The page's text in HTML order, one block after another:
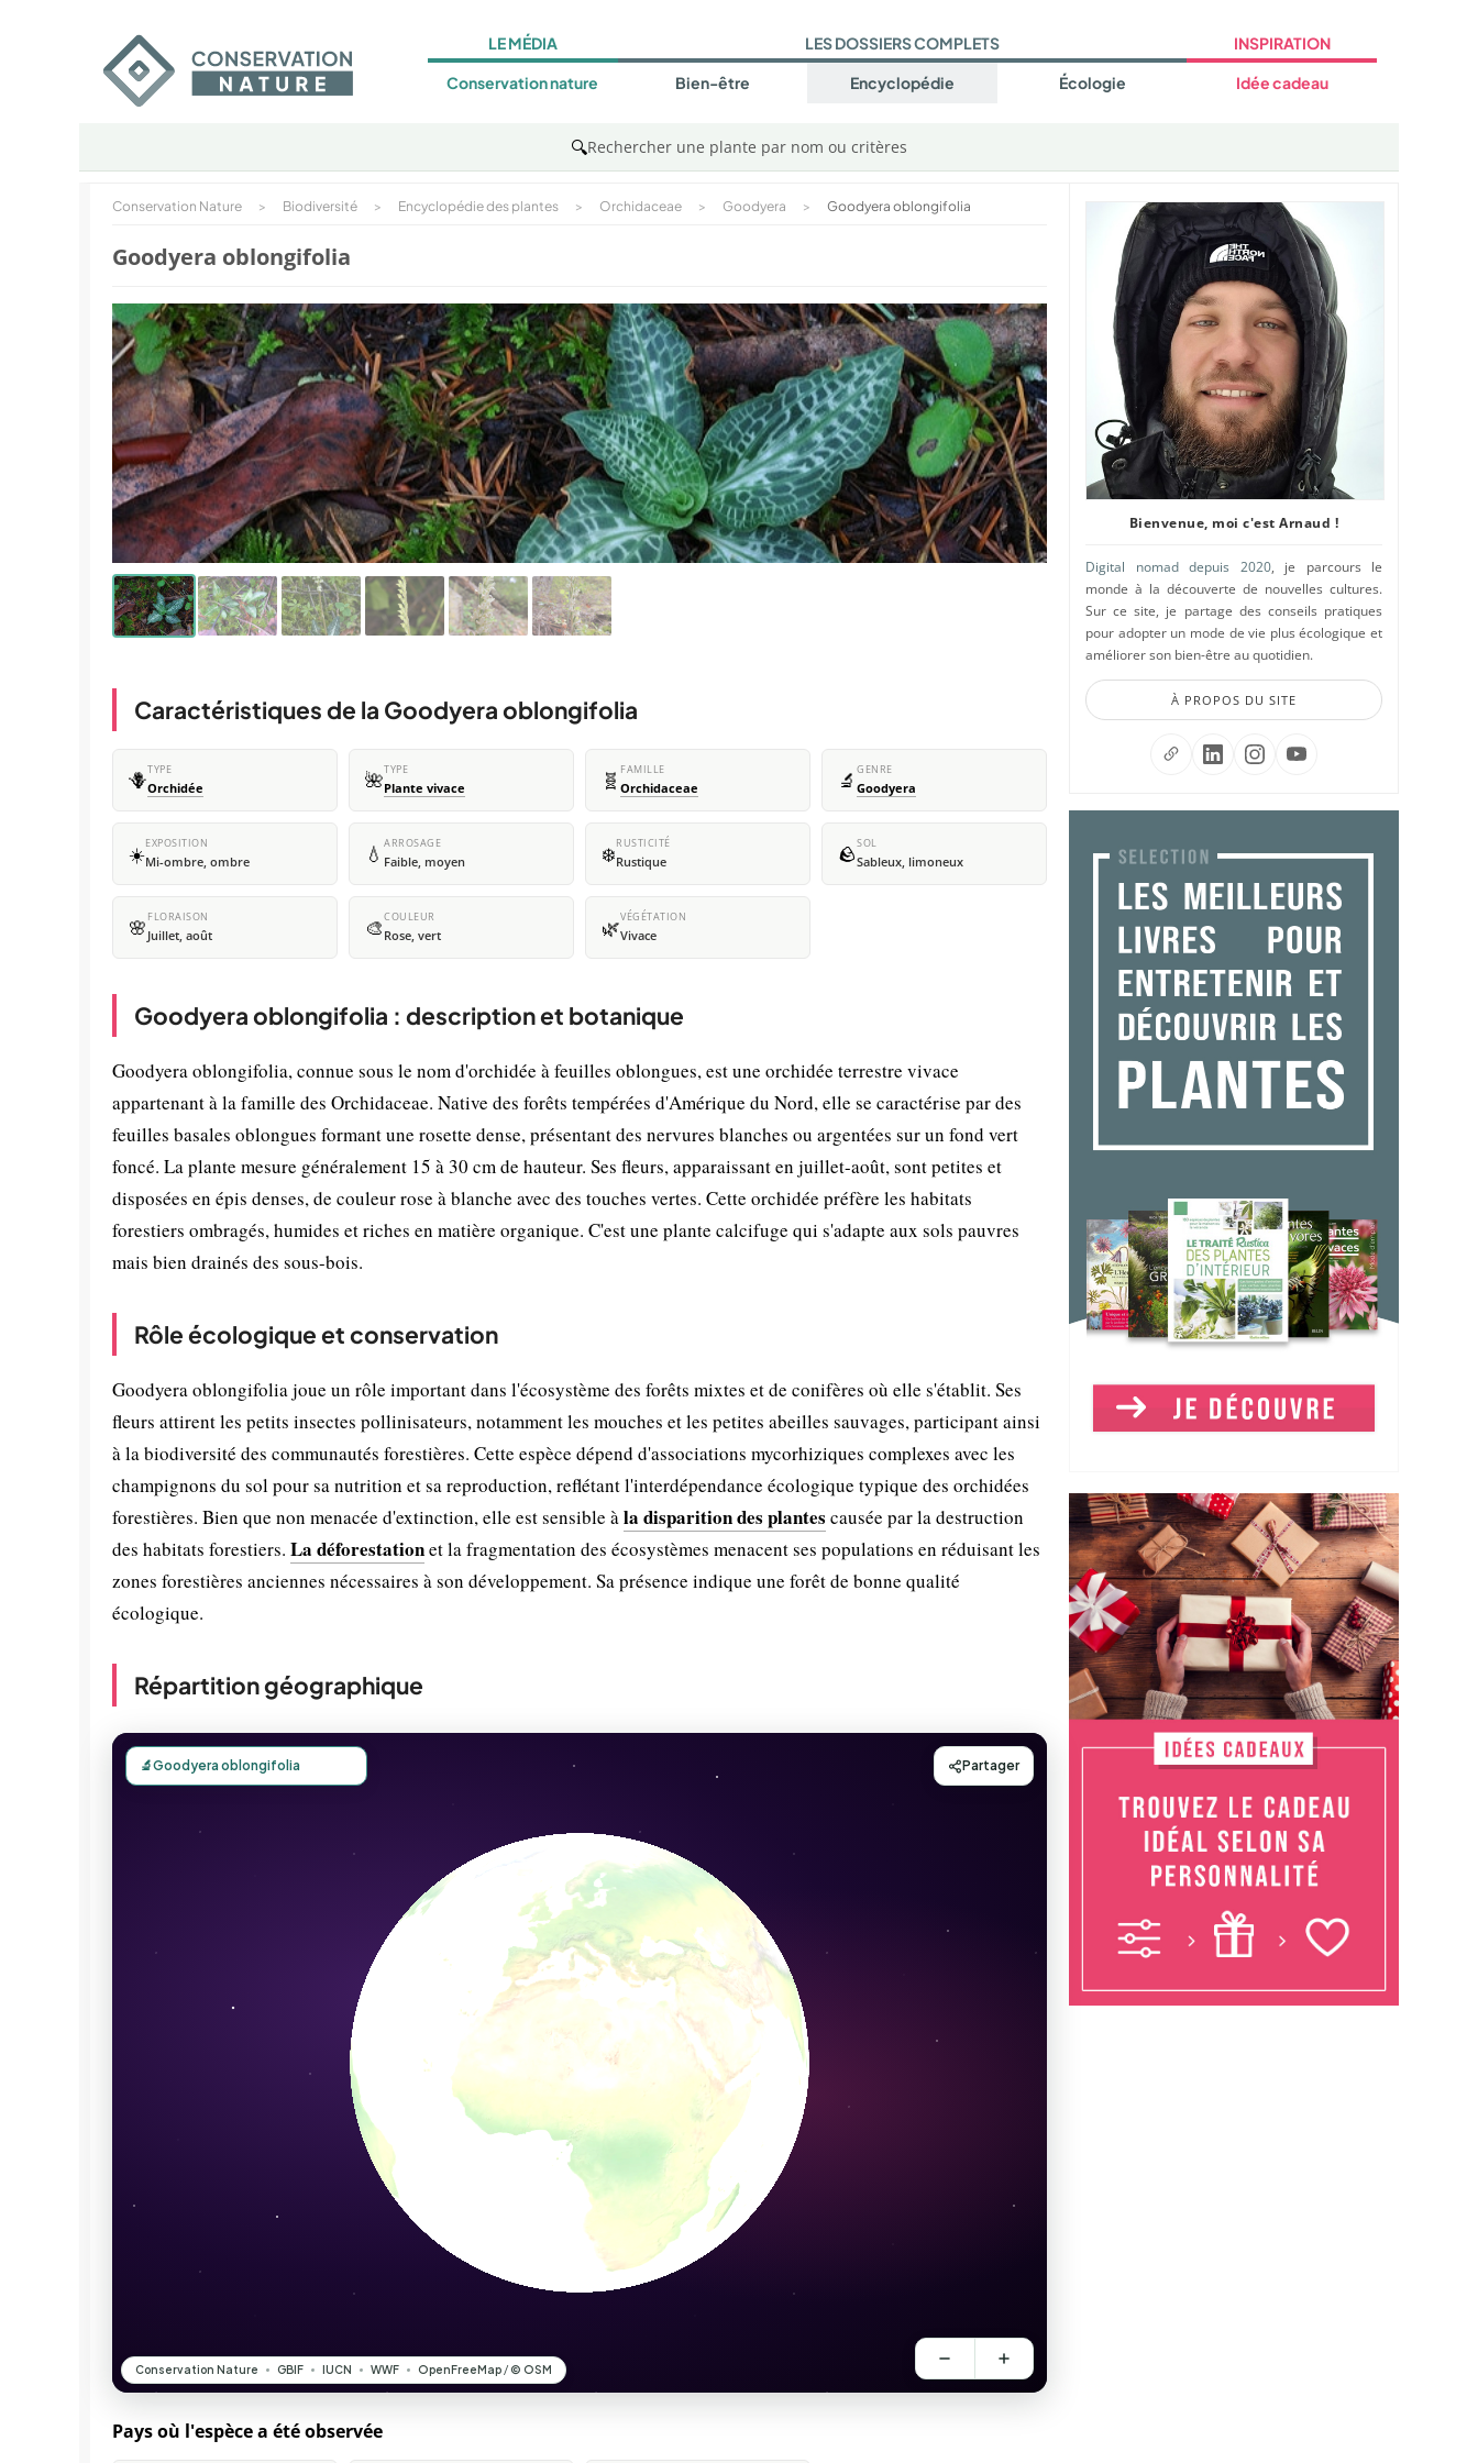
LE MÉDIA
Conservation nature
LES DOSSIERS COMPLETS
Bien-être Encyclopédie Écologie
INSPIRATION
Idée cadeau
🔍Rechercher une plante par nom ou critères
Conservation Nature > Biodiversité > Encyclopédie des plantes > Orchidaceae > Goodyera > Goodyera oblongifolia
Goodyera oblongifolia
Caractéristiques de la Goodyera oblongifolia
🪻TYPE
Orchidée 🌺TYPE
Plante vivace 🧬 FAMILLE
Orchidaceae 🔬 GENRE
Goodyera
☀️EXPOSITION
Mi-ombre, ombre 💧 ARROSAGE
Faible, moyen ❄️RUSTICITÉ
Rustique 🪨SOL
Sableux, limoneux
🌸 FLORAISON
Juillet, août 🎨COULEUR
Rose, vert 🌿VÉGÉTATION
Vivace
Goodyera oblongifolia : description et botanique
Goodyera oblongifolia, connue sous le nom d'orchidée à feuilles oblongues, est une orchidée terrestre vivace
appartenant à la famille des Orchidaceae. Native des forêts tempérées d'Amérique du Nord, elle se caractérise par des
feuilles basales oblongues formant une rosette dense, présentant des nervures blanches ou argentées sur un fond vert
foncé. La plante mesure généralement 15 à 30 cm de hauteur. Ses fleurs, apparaissant en juillet-août, sont petites et
disposées en épis denses, de couleur rose à blanche avec des touches vertes. Cette orchidée préfère les habitats
forestiers ombragés, humides et riches en matière organique. C'est une plante calcifuge qui s'adapte aux sols pauvres
mais bien drainés des sous-bois.
Rôle écologique et conservation
Goodyera oblongifolia joue un rôle important dans l'écosystème des forêts mixtes et de conifères où elle s'établit. Ses
fleurs attirent les petits insectes pollinisateurs, notamment les mouches et les petites abeilles sauvages, participant ainsi
à la biodiversité des communautés forestières. Cette espèce dépend d'associations mycorhiziques complexes avec les
champignons du sol pour sa nutrition et sa reproduction, reflétant l'interdépendance écologique typique des orchidées
forestières. Bien que non menacée d'extinction, elle est sensible àla disparition des plantes causée par la destruction
des habitats forestiers. La déforestationet la fragmentation des écosystèmes menacent ses populations en réduisant les
zones forestières anciennes nécessaires à son développement. Sa présence indique une forêt de bonne qualité
écologique.
Répartition géographique
Pays où l'espèce a été observée
Bienvenue, moi c'est Arnaud !
Digital nomad depuis 2020, je parcours le
monde à la découverte de nouvelles cultures.
Sur ce site, je partage des conseils pratiques
pour adopter un mode de vie plus écologique et
améliorer son bien-être au quotidien.
À PROPOS DU SITE